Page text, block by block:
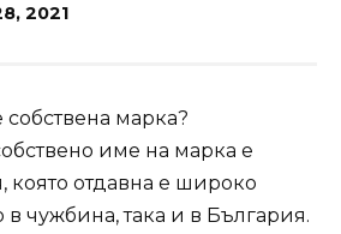
2021
марка?
име на марка е
която отдавна е широко
в чужбина, така и в България.